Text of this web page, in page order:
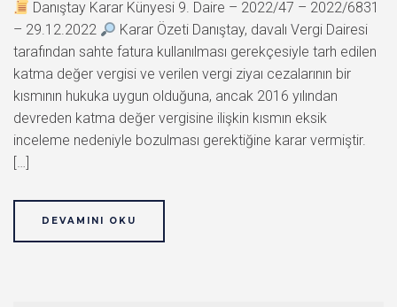
Danıştay Karar Künyesi 9. Daire – 2022/47 – 2022/6831
– 29.12.2022
Karar Özeti Danıştay, davalı Vergi Dairesi
tarafından sahte fatura kullanılması gerekçesiyle tarh edilen
katma değer vergisi ve verilen vergi ziyaı cezalarının bir
kısmının hukuka uygun olduğuna, ancak 2016 yılından
devreden katma değer vergisine ilişkin kısmın eksik
inceleme nedeniyle bozulması gerektiğine karar vermiştir.
[…]
DEVAMINI OKU